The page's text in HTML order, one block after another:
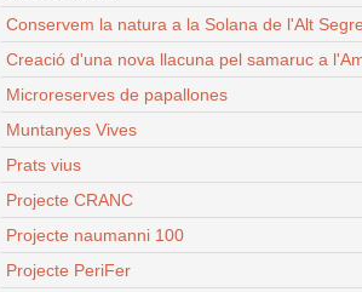
Conservem la natura a la Solana de l'Alt
Creació d'una nova llacuna pel samaruc a
Microreserves de papallones
Muntanyes Vives
Prats vius
Projecte CRANC
Projecte naumanni 100
Projecte PeriFer